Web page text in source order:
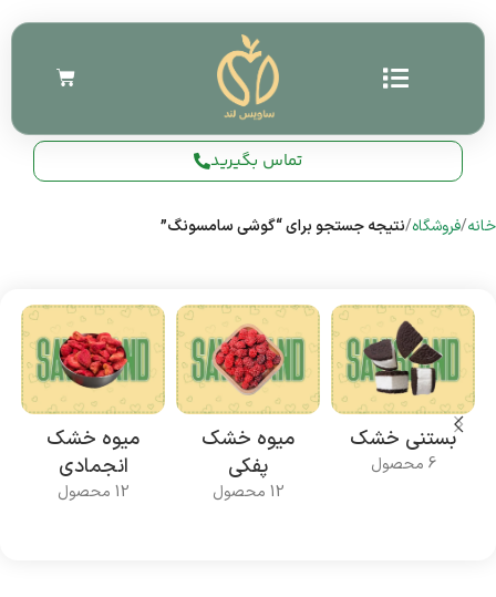
تماس بگیرید
خانه فروشگاه نتیجه جستجو برای “گوشی سامسونگ”
بستنی خشک
6 محصول
میوه خشک
پفکی
12 محصول
میوه خشک
انجمادی
12 محصول